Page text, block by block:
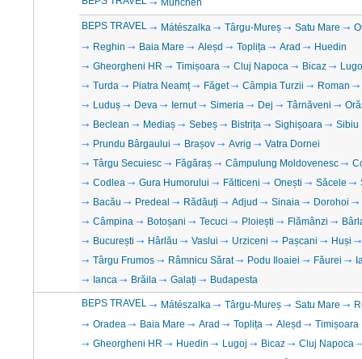
München
BEPS TRAVEL Mátészalka Târgu-Mureș Satu Mare
Reghin
Baia Mare Aleșd Toplița Arad
Huedin
Gheorgheni HR
Timișoara Cluj Napoca Bicaz
Turda
Piatra Neamț Făget Câmpia Turzii
Roman
Luduș
Deva Iernut Simeria Dej Târnăveni
Beclean
Mediaș Sebeș Bistrița Sighișoara
Sibiu
Prundu Bârgaului
Brașov Avrig
Vatra Dornei
Târgu Secuiesc
Făgăraș Câmpulung Moldovenesc
Codlea
Gura Humorului Fălticeni Onești Săcele
Bacău
Predeal Rădăuți Adjud Sinaia
Dorohoi
Câmpina
Botoșani Tecuci Ploiești Flămânzi
București
Hârlău Vaslui Urziceni Pașcani
Huși
Târgu Frumos
Râmnicu Sărat Podu Iloaiei Făurei
Ianca
Brăila Galați Budapesta
BEPS TRAVEL Mátészalka Târgu-Mureș Satu Mare
Oradea
Baia Mare Arad Toplița Aleșd
Timișoara
Gheorgheni HR
Huedin Lugoj Bicaz
Cluj Napoca